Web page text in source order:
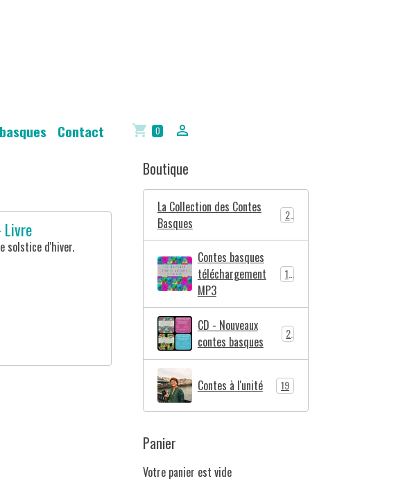
Contact 0
Livre
solstice d'hiver.
Boutique
La Collection des Contes
Basques
2
Contes basques
téléchargement
MP3
CD - Nouveaux
contes basques
Contes à l'unité 19
Panier
Votre panier est vide